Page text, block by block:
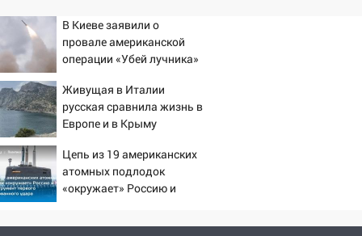
13:36
13:00
В суде защитили репутацию
мужчины, которого необоснованно
обвиняли в жестоком обращении с
животными
12:28
Миллион на «льготниках»: в
Ульяновской области перевозчик
провернул хитрую схему с чужими
проездными
12:10
120 тысяч долга
В Киеве заявили о
провале американской
операции «Убей лучника»
Живущая в Италии
русская сравнила жизнь в
Европе и в Крыму
Цепь из 19 американских
атомных подлодок
«окружает» Россию и